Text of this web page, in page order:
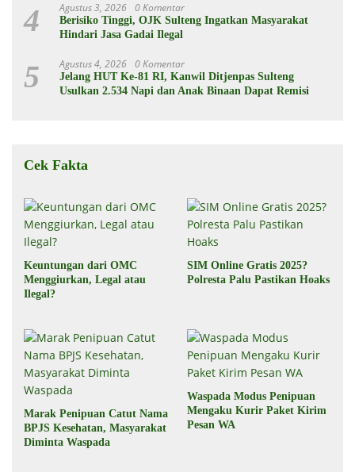
4 Agustus 3, 2026 0 Komentar
Berisiko Tinggi, OJK Sulteng Ingatkan Masyarakat
Hindari Jasa Gadai Ilegal
5 Agustus 4, 2026 0 Komentar
Jelang HUT Ke-81 RI, Kanwil Ditjenpas Sulteng
Usulkan 2.534 Napi dan Anak Binaan Dapat Remisi
Cek Fakta
Keuntungan dari OMC
Menggiurkan, Legal atau
Ilegal?
SIM Online Gratis 2025?
Polresta Palu Pastikan Hoaks
Marak Penipuan Catut Nama
BPJS Kesehatan, Masyarakat
Diminta Waspada
Waspada Modus Penipuan
Mengaku Kurir Paket Kirim
Pesan WA